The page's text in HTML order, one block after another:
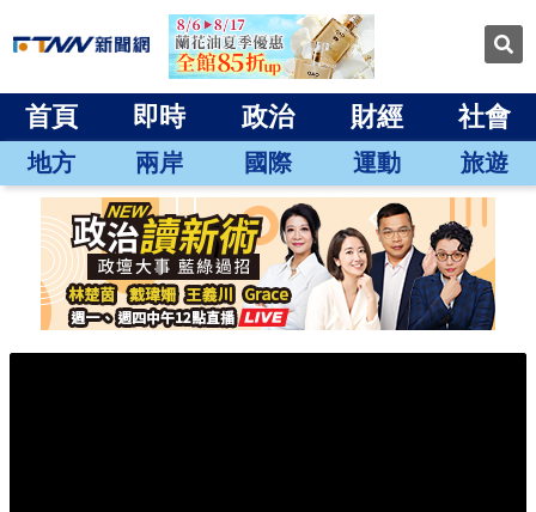
首頁 即時 政治 財經 社會
地方 兩岸 國際 運動 旅遊